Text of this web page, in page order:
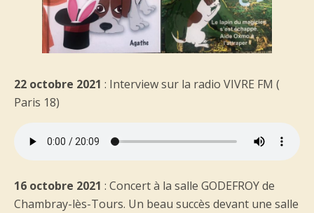
22 octobre 2021 : Interview sur la radio VIVRE FM (
Paris 18)
16 octobre 2021 : Concert à la salle GODEFROY de
Chambray-lès-Tours. Un beau succès devant une salle